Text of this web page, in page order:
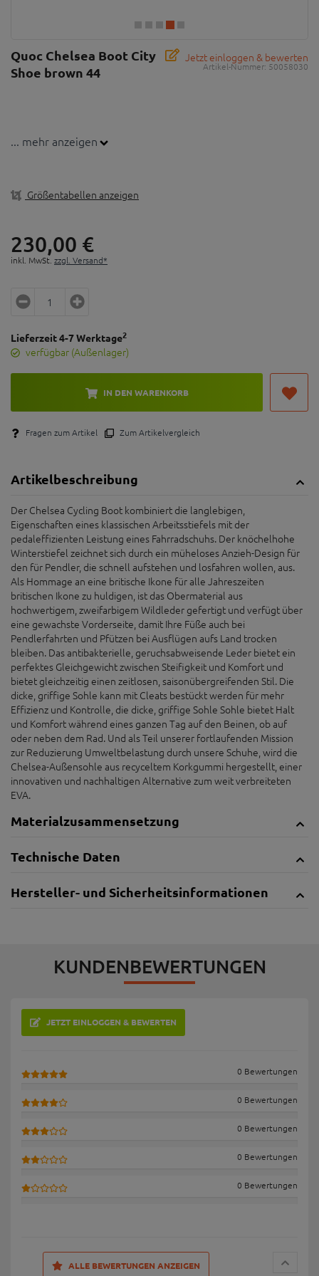
Jetzt einloggen & bewerten
Artikel-Nummer: 50058030
Quoc Chelsea Boot City
Shoe brown 44
... mehr anzeigen
Größentabellen anzeigen
230,00 €
inkl. MwSt. zzgl. Versand*
Lieferzeit 4-7 Werktage2
verfügbar (Außenlager)
IN DEN WARENKORB
Fragen zum Artikel Zum Artikelvergleich
Artikelbeschreibung
Der Chelsea Cycling Boot kombiniert die langlebigen,
Eigenschaften eines klassischen Arbeitsstiefels mit der
pedaleffizienten Leistung eines Fahrradschuhs. Der knöchelhohe
Winterstiefel zeichnet sich durch ein müheloses Anzieh-Design für
den für Pendler, die schnell aufstehen und losfahren wollen, aus.
Als Hommage an eine britische Ikone für alle Jahreszeiten
britischen Ikone zu huldigen, ist das Obermaterial aus
hochwertigem, zweifarbigem Wildleder gefertigt und verfügt über
eine gewachste Vorderseite, damit Ihre Füße auch bei
Pendlerfahrten und Pfützen bei Ausflügen aufs Land trocken
bleiben. Das antibakterielle, geruchsabweisende Leder bietet ein
perfektes Gleichgewicht zwischen Steifigkeit und Komfort und
bietet gleichzeitig einen zeitlosen, saisonübergreifenden Stil. Die
dicke, griffige Sohle kann mit Cleats bestückt werden für mehr
Effizienz und Kontrolle, die dicke, griffige Sohle Sohle bietet Halt
und Komfort während eines ganzen Tag auf den Beinen, ob auf
oder neben dem Rad. Und als Teil unserer fortlaufenden Mission
zur Reduzierung Umweltbelastung durch unsere Schuhe, wird die
Chelsea-Außensohle aus recyceltem Korkgummi hergestellt, einer
innovativen und nachhaltigen Alternative zum weit verbreiteten
EVA.
Materialzusammensetzung
Technische Daten
Hersteller- und Sicherheitsinformationen
KUNDENBEWERTUNGEN
JETZT EINLOGGEN & BEWERTEN
0 Bewertungen
0 Bewertungen
0 Bewertungen
0 Bewertungen
0 Bewertungen
ALLE BEWERTUNGEN ANZEIGEN